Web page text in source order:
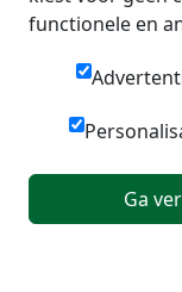
functionele en
Ga